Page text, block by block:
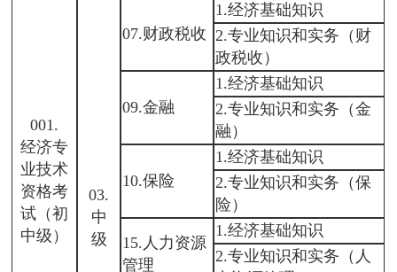
001.
经济专
业技术
资格考
试（初
中级）
03.
中
级
07.财政税收
1.经济基础知识
2.专业知识和实务（财
政税收）
09.金融
1.经济基础知识
2.专业知识和实务（金
融）
10.保险
1.经济基础知识
2.专业知识和实务（保
险）
15.人力资源
管理
1.经济基础知识
2.专业知识和实务（人